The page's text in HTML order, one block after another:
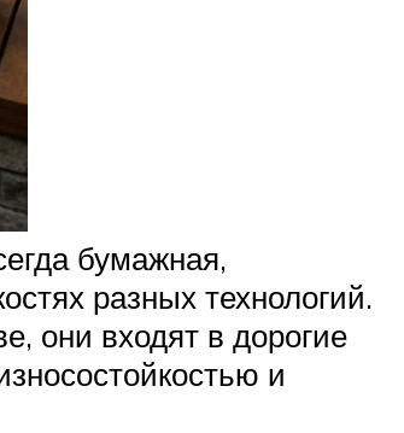
бумажная,
разных технологий.
они входят в дорогие
и